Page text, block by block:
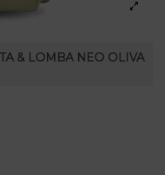
& LOMBA NEO OLIVA